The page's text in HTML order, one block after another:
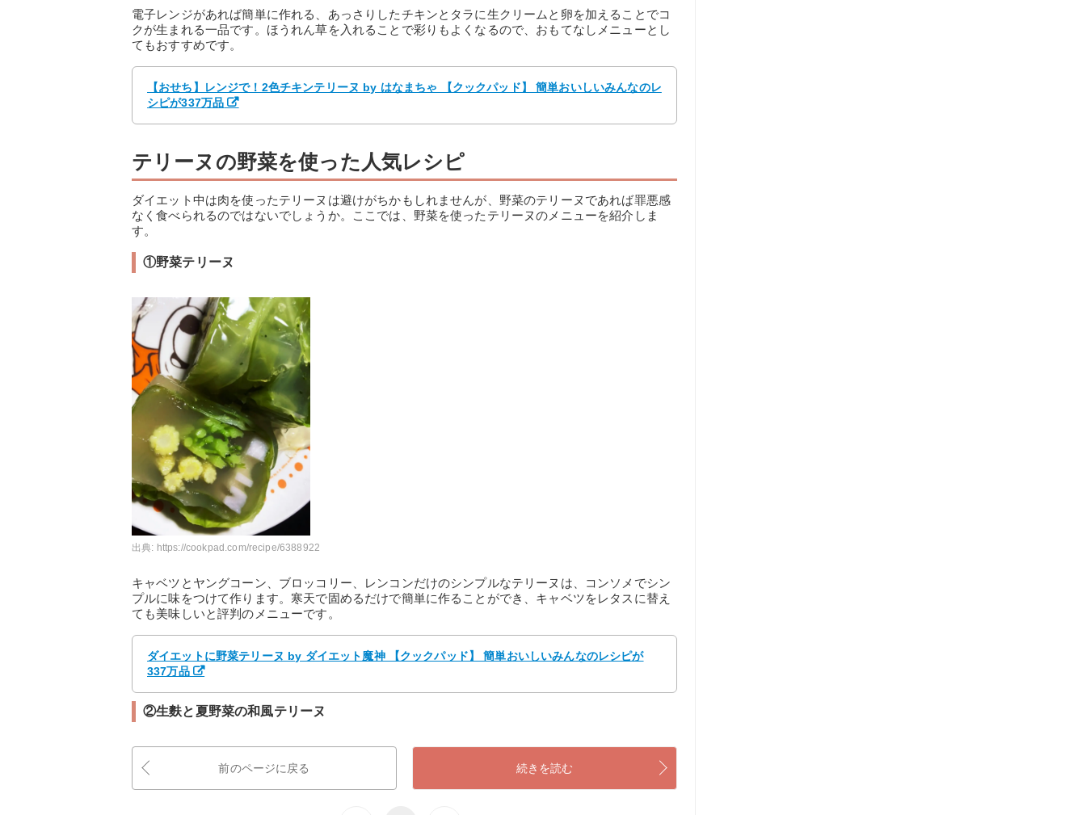
電子レンジがあれば簡単に作れる、あっさりしたチキンとタラに生クリームと卵を加えることでコ
クが生まれる一品です。ほうれん草を入れることで彩りもよくなるので、おもてなしメニューとし
てもおすすめです。
【おせち】レンジで！2色チキンテリーヌ by はなまちゃ 【クックパッド】 簡単おいしいみんなのレ
シピが337万品
テリーヌの野菜を使った人気レシピ
ダイエット中は肉を使ったテリーヌは避けがちかもしれませんが、野菜のテリーヌであれば罪悪感
なく食べられるのではないでしょうか。ここでは、野菜を使ったテリーヌのメニューを紹介しま
す。
①野菜テリーヌ
出典: https://cookpad.com/recipe/6388922
キャベツとヤングコーン、ブロッコリー、レンコンだけのシンプルなテリーヌは、コンソメでシン
プルに味をつけて作ります。寒天で固めるだけで簡単に作ることができ、キャベツをレタスに替え
ても美味しいと評判のメニューです。
ダイエットに野菜テリーヌ by ダイエット魔神 【クックパッド】 簡単おいしいみんなのレシピが
337万品
②生麩と夏野菜の和風テリーヌ
前のページに戻る 続きを読む